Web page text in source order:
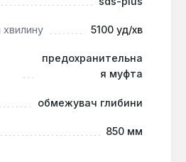
хвилину 5100 уд/хв
предохранительна
я муфта
обмежувач глибини
850 мм